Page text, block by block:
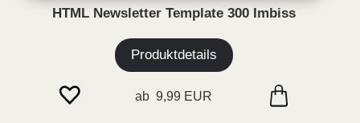
HTML Newsletter Template 300 Imbiss
Produktdetails
ab 9,99 EUR